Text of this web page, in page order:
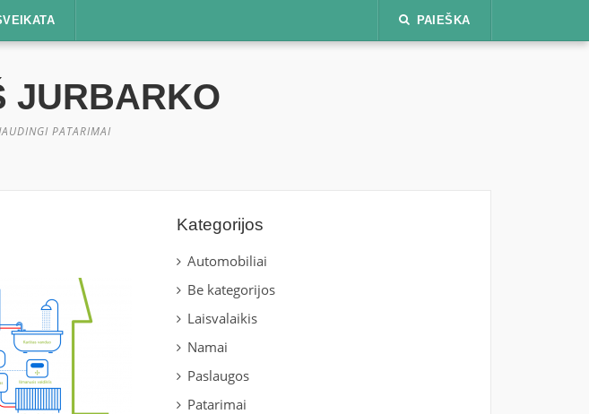
PAIEŠKA
JURBARKO
PATARIMAI
Kategorijos
Automobiliai
Be kategorijos
Laisvalaikis
Namai
Paslaugos
Patarimai